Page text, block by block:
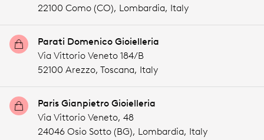
22100 Como (CO), Lombardia, Italy
Parati Domenico Gioielleria
Via Vittorio Veneto 184/B
52100 Arezzo, Toscana, Italy
Paris Gianpietro Gioielleria
Via Vittorio Veneto, 48
24046 Osio Sotto (BG), Lombardia, Italy